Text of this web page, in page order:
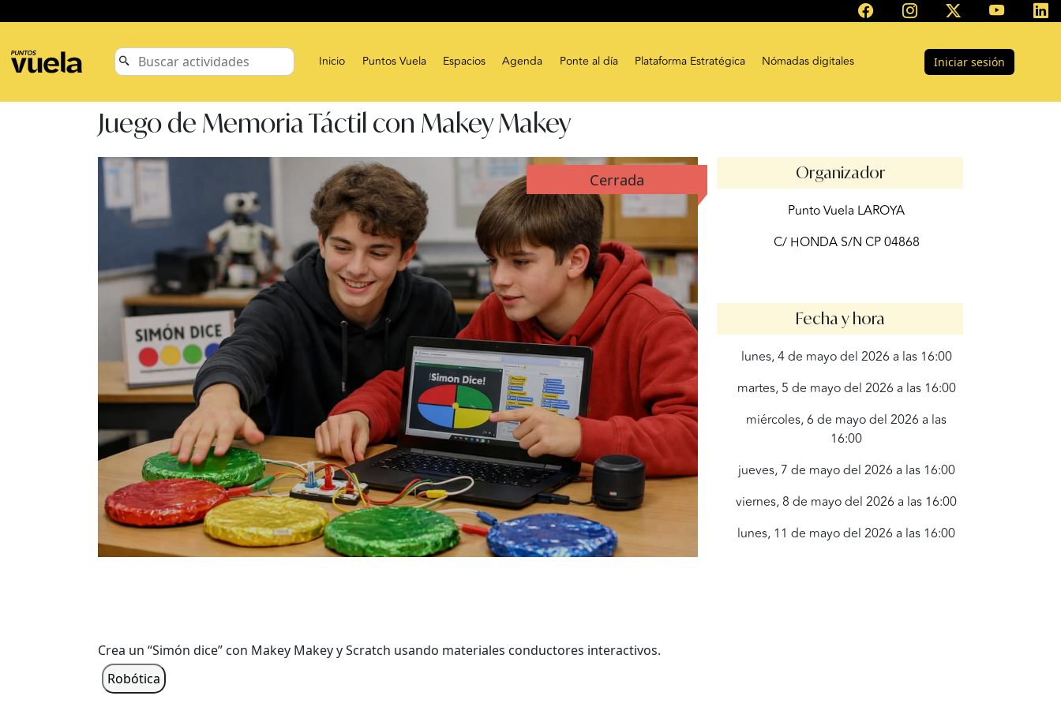
Inicio Puntos Vuela Espacios Agenda Ponte al día Plataforma Estratégica Nómadas digitales Iniciar sesión
Juego de Memoria Táctil con Makey Makey
Cerrada Organizador
Punto Vuela LAROYA
C/ HONDA S/N CP 04868
Fecha y hora
lunes, 4 de mayo del 2026 a las 16:00
martes, 5 de mayo del 2026 a las 16:00
miércoles, 6 de mayo del 2026 a las
16:00
jueves, 7 de mayo del 2026 a las 16:00
viernes, 8 de mayo del 2026 a las 16:00
lunes, 11 de mayo del 2026 a las 16:00
Crea un “Simón dice” con Makey Makey y Scratch usando materiales conductores interactivos.
Robótica